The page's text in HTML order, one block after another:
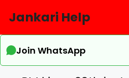
Jankari Help
Join WhatsApp